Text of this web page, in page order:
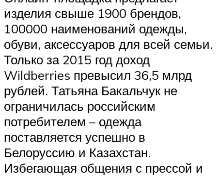
изделия свыше 1900 брендов,
100000 наименований одежды,
обуви, аксессуаров для всей семьи.
Только за 2015 год доход
Wildberries превысил 36,5 млрд
рублей. Татьяна Бакальчук не
ограничилась российским
потребителем – одежда
поставляется успешно в
Белоруссию и Казахстан.
Избегающая общения с прессой и